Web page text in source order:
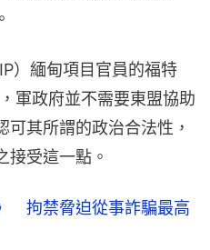
）緬甸項目官員的福特
軍政府並不需要東盟協助
其所謂的政治合法性，
接受這一點。
拘禁脅迫從事詐騙最高